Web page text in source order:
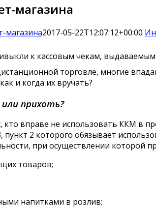
магазина
магазина2017-05-22T12:07:12+00:00
к кассовым чекам,
торговле, многие
и когда их вручать?
прихоть?
вправе не использовать ККМ в
2 которого обязывает
при осуществлении которой
товаров;
напитками в розлив;